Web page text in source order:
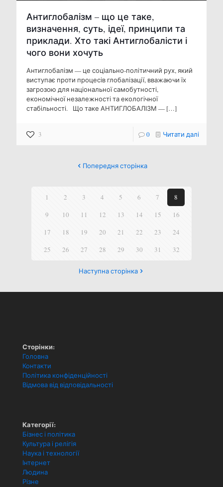
Антиглобалізм – що це таке,
визначення, суть, ідеї, принципи та
приклади. Хто такі Антиглобалісти і
чого вони хочуть
Антиглобалізм — це соціально-політичний рух, який
виступає проти процесів глобалізації, вважаючи їх
загрозою для національної самобутності,
економічної незалежності та екологічної
стабільності. Що таке АНТИГЛОБАЛІЗМ — […]
3 0 Читати далі
Попередня сторінка
1 2 3 4 5 6 7
8
9
10 11 12 13 14 15
16
17
18 19 20 21 22 23
24
25
26 27 28 29 30 31 32
Наступна сторінка
Сторінки:
Головна
Контакти
Політика конфіденційності
Відмова від відповідальності
Категорії:
Бізнес і політика
Культура і релігія
Наука і технології
Інтернет
Людина
Різне